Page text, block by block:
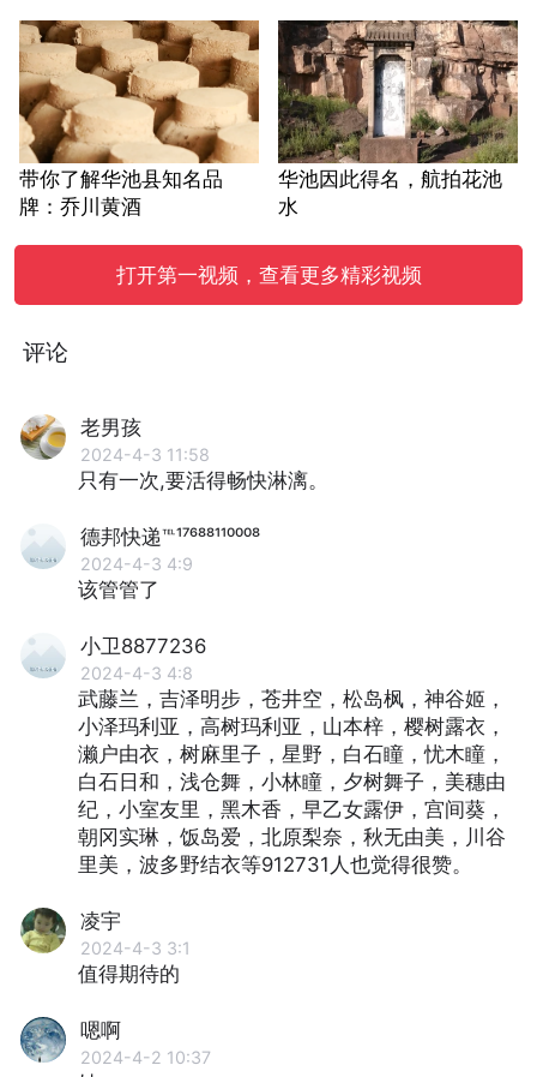
带你了解华池县知名品
牌：乔川黄酒
华池因此得名，航拍花池
水
打开第一视频，查看更多精彩视频
评论
老男孩
2024-4-3 11:58
只有一次,要活得畅快淋漓。
德邦快递℡¹⁷⁶⁸⁸¹¹⁰⁰⁰⁸
2024-4-3 4:9
该管管了
小卫8877236
2024-4-3 4:8
武藤兰，吉泽明步，苍井空，松岛枫，神谷姬，
小泽玛利亚，高树玛利亚，山本梓，樱树露衣，
濑户由衣，树麻里子，星野，白石瞳，忧木瞳，
白石日和，浅仓舞，小林瞳，夕树舞子，美穗由
纪，小室友里，黑木香，早乙女露伊，宫间葵，
朝冈实琳，饭岛爱，北原梨奈，秋无由美，川谷
里美，波多野结衣等912731人也觉得很赞。
凌宇
2024-4-3 3:1
值得期待的
嗯啊
2024-4-2 10:37